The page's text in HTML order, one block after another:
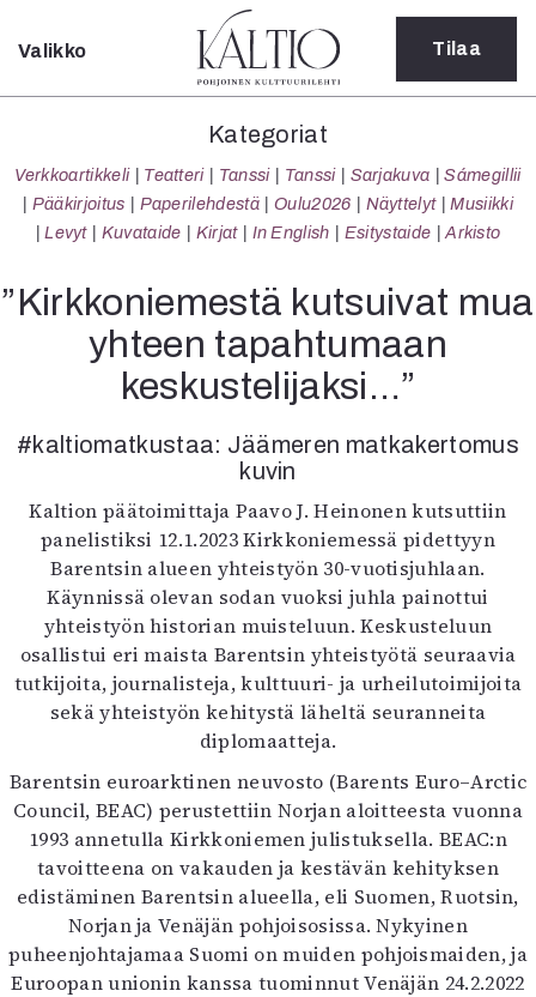
Sulje
Kategoriat
Verkkoartikkeli
Teatteri
Tanssi
Sarjakuva
Sámegillii
Pääkirjoitus
Paperilehdestä
Oulu2026
Näyttelyt
Musiikki
Kuvataide
Kirjat
In English
Esitystaide
Arkisto
Lehdet
4/2026
1/2026
6/2025
5/2025 saame
5/2025
Lehtiarkisto
Info
Valikko Tilaa
Kategoriat
Verkkoartikkeli Teatteri Tanssi Tanssi Sarjakuva
Sámegillii
Pääkirjoitus
Paperilehdestä Oulu2026 Näyttelyt
Musiikki
Levyt
Kuvataide Kirjat In English Esitystaide Arkisto
”Kirkkoniemestä kutsuivat mua
yhteen tapahtumaan
keskustelijaksi…”
#kaltiomatkustaa: Jäämeren matkakertomus
kuvin
Kaltion päätoimittaja Paavo J. Heinonen kutsuttiin
panelistiksi 12.1.2023 Kirkkoniemessä pidettyyn
Barentsin alueen yhteistyön 30-vuotisjuhlaan.
Käynnissä olevan sodan vuoksi juhla painottui
yhteistyön historian muisteluun. Keskusteluun
osallistui eri maista Barentsin yhteistyötä seuraavia
tutkijoita, journalisteja, kulttuuri- ja urheilutoimijoita
sekä yhteistyön kehitystä läheltä seuranneita
diplomaatteja.
Barentsin euroarktinen neuvosto (Barents Euro–Arctic
Council, BEAC) perustettiin Norjan aloitteesta vuonna
1993 annetulla Kirkkoniemen julistuksella. BEAC:n
tavoitteena on vakauden ja kestävän kehityksen
edistäminen Barentsin alueella, eli Suomen, Ruotsin,
Norjan ja Venäjän pohjoisosissa. Nykyinen
puheenjohtajamaa Suomi on muiden pohjoismaiden, ja
Euroopan unionin kanssa tuominnut Venäjän 24.2.2022